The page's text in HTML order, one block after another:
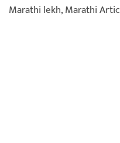
Marathi lekh, Marathi